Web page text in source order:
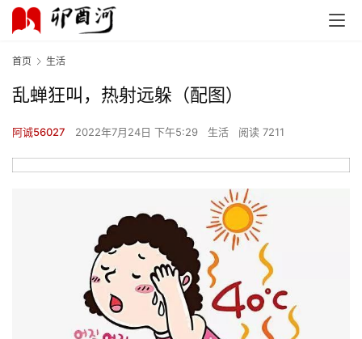
首页 生活
乱蝉狂叫，热射远躲（配图）
阿诚56027 2022年7月24日 下午5:29 生活 阅读 7211